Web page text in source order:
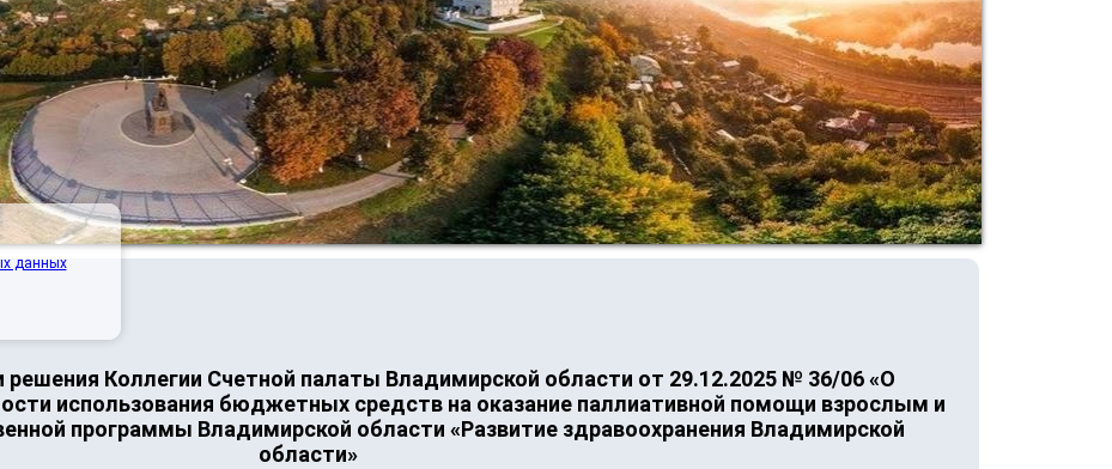
Коллегии Счетной палаты Владимирской области от 29.12.2025 № 36/06 «О
использования бюджетных средств на оказание паллиативной помощи взрослым и
программы Владимирской области «Развитие здравоохранения Владимирской
области»
данных